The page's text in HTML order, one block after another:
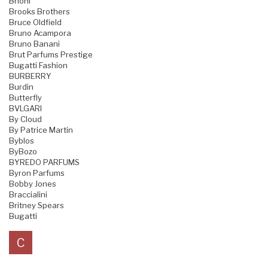
Brooks Brothers
Bruce Oldfield
Bruno Acampora
Bruno Banani
Brut Parfums Prestige
Bugatti Fashion
BURBERRY
Burdin
Butterfly
BVLGARI
By Cloud
By Patrice Martin
Byblos
ByBozo
BYREDO PARFUMS
Byron Parfums
Bobby Jones
Braccialini
Britney Spears
Bugatti
C